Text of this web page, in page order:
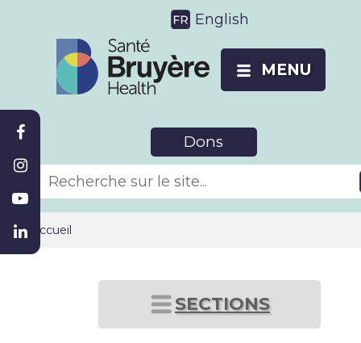
English
MENU
Dons
Accueil
SECTIONS